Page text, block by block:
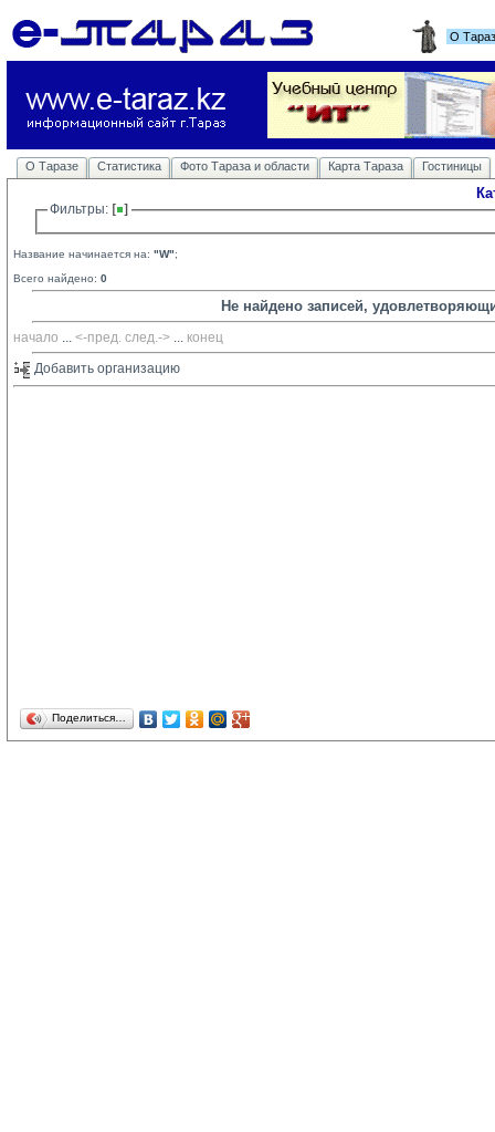
О
О Таразе Статистика Фото Тараза и области Карта Тараза Гостиницы
Фильтры:
Название начинается на: "W";
Всего найдено: 0
Не найдено записей,
начало ... <-пред. след.-> ... конец
Добавить организацию
Поделиться…